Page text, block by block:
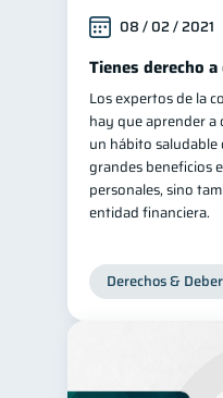
08 / 02 / 2021
Tienes derecho
Los expertos de la
hay que aprender a
un hábito
grandes beneficios
personales, sino
entidad financiera.
Derechos &